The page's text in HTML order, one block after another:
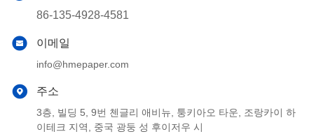
86-135-4928-4581
이메일
info@hmepaper.com
주소
3층, 빌딩 5, 9번 첸글리 애비뉴, 퉁키아오 타운, 조랑카이 하
이테크 지역, 중국 광둥 성 후이저우 시